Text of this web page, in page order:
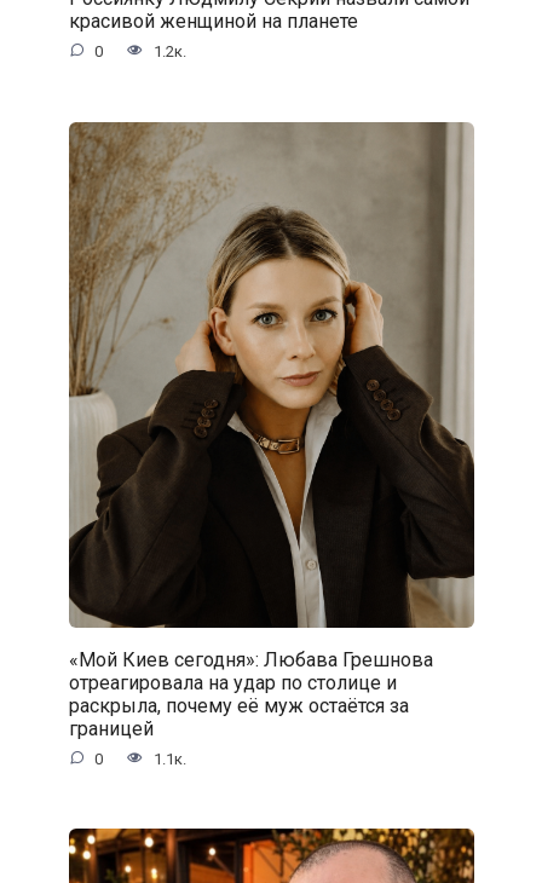
красивой женщиной на планете
0 1.2к.
«Мой Киев сегодня»: Любава Грешнова
отреагировала на удар по столице и
раскрыла, почему её муж остаётся за
границей
0 1.1к.